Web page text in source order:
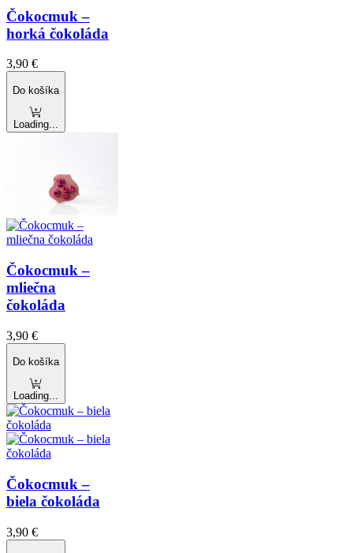
Čokocmuk –
horká čokoláda
3,90 €
Do košíka
Loading...
Čokocmuk –
mliečna
čokoláda
3,90 €
Do košíka
Loading...
Čokocmuk –
biela čokoláda
3,90 €